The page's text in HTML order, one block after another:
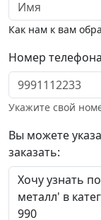
Как нам к вам
Номер
Укажите свой
Вы можете
заказать: